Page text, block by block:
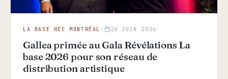
LA BASE HEC MONTRÉAL · 26 JUIN 2026
Gallea primée au Gala Révélations La
base 2026 pour son réseau de
distribution artistique